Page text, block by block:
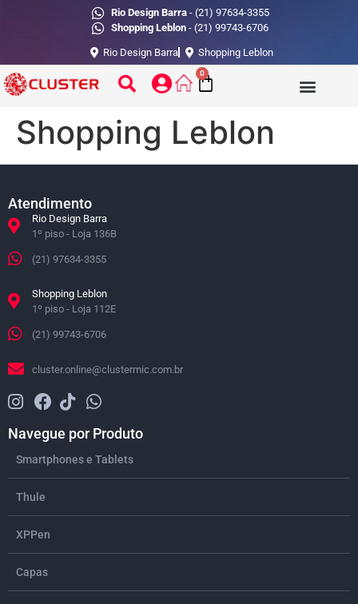
Rio Design Barra- (21) 97634-3355
Shopping Leblon - (21) 99743-6706
Rio Design Barra Shopping Leblon
0
Shopping Leblon
Atendimento
Rio Design Barra
1º piso - Loja 136B
(21) 97634-3355
Shopping Leblon
1º piso - Loja 112E
(21) 99743-6706
cluster.online@clustermic.com.br
Navegue por Produto
Smartphones e Tablets
Thule
XPPen
Capas